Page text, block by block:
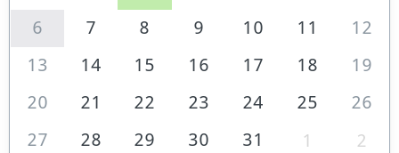
6
7 8 9 10 11
12
13
14 15 16 17 18
19
20
21 22 23 24 25
26
27
28 29 30 31 1 2